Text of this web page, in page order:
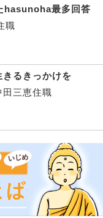
hasunoha最多回答
職
るきっかけを
田三恵住職